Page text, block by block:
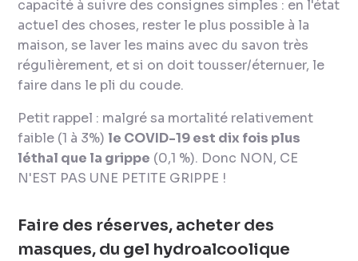
capacité à suivre des consignes simples : en l'état
actuel des choses, rester le plus possible à la
maison, se laver les mains avec du savon très
régulièrement, et si on doit tousser/éternuer, le
faire dans le pli du coude.
Petit rappel : malgré sa mortalité relativement
faible (1 à 3%) le COVID-19 est dix fois plus
léthal que la grippe (0,1 %). Donc NON, CE
N'EST PAS UNE PETITE GRIPPE !
Faire des réserves, acheter des
masques, du gel hydroalcoolique